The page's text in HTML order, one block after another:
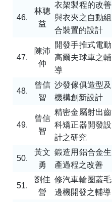
46.
林聰
益
衣架製程的改善
與衣夾之自動組
合裝置的設計
47.
陳沛
仲
開發手推式電動
高爾夫球車之輔
導
48.
曾信
智
沙發傢俱造型及
機構創新設計
49.
曾信
智
精密金屬射出齒
科矯正器開發設
計之研究
50.
黃文
勇
鍛造用鋁合金生
產過程之改善
51.
劉佳
營
修汽車輪圈蓋毛
邊機開發之輔導